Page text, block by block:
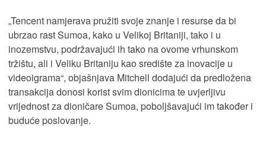
„Tencent namjerava pružiti svoje znanje i resurse da bi
ubrzao rast Sumoa, kako u Velikoj Britaniji, tako i u
inozemstvu, podržavajući ih tako na ovome vrhunskom
tržištu, ali i Veliku Britaniju kao središte za inovacije u
videoigrama“, objašnjava Mitchell dodajući da predložena
transakcija donosi korist svim dionicima te uvjerljivu
vrijednost za dioničare Sumoa, poboljšavajući im također i
buduće poslovanje.